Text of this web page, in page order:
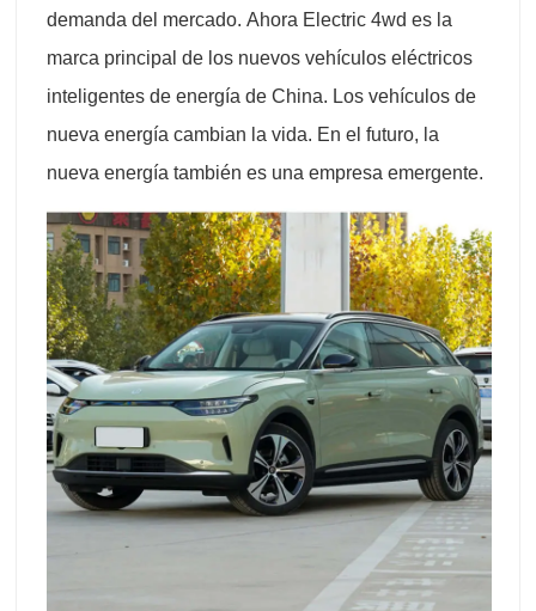
demanda del mercado. Ahora Electric 4wd es la
marca principal de los nuevos vehículos eléctricos
inteligentes de energía de China. Los vehículos de
nueva energía cambian la vida. En el futuro, la
nueva energía también es una empresa emergente.